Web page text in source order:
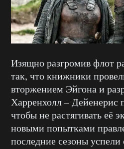
Изящно разгромив флот
так, что книжники
вторжением Эйгона и
Харренхолл – Дейенерис
чтобы не растягивать её
новыми попытками
последние сезоны успели